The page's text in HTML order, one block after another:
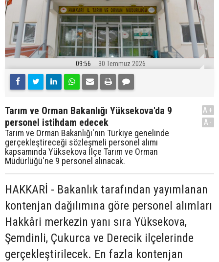
09:56 30 Temmuz 2026
Tarım ve Orman Bakanlığı Yüksekova'da 9
personel istihdam edecek
Tarım ve Orman Bakanlığı'nın Türkiye genelinde
gerçekleştireceği sözleşmeli personel alımı
kapsamında Yüksekova İlçe Tarım ve Orman
Müdürlüğü'ne 9 personel alınacak.
A+
A-
HAKKARİ - Bakanlık tarafından yayımlanan
kontenjan dağılımına göre personel alımları
Hakkâri merkezin yanı sıra Yüksekova,
Şemdinli, Çukurca ve Derecik ilçelerinde
gerçekleştirilecek. En fazla kontenjan